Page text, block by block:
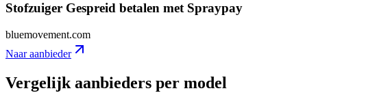
Stofzuiger Gespreid betalen met Spraypay
bluemovement.com
Naar aanbieder
Vergelijk aanbieders per model